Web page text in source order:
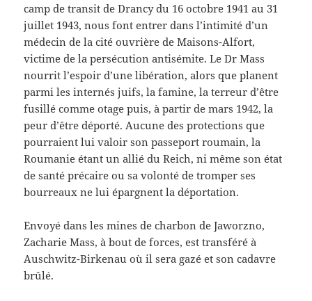
camp de transit de Drancy du 16 octobre 1941 au 31
juillet 1943, nous font entrer dans l’intimité d’un
médecin de la cité ouvrière de Maisons-Alfort,
victime de la persécution antisémite. Le Dr Mass
nourrit l’espoir d’une libération, alors que planent
parmi les internés juifs, la famine, la terreur d’être
fusillé comme otage puis, à partir de mars 1942, la
peur d’être déporté. Aucune des protections que
pourraient lui valoir son passeport roumain, la
Roumanie étant un allié du Reich, ni même son état
de santé précaire ou sa volonté de tromper ses
bourreaux ne lui épargnent la déportation.
Envoyé dans les mines de charbon de Jaworzno,
Zacharie Mass, à bout de forces, est transféré à
Auschwitz-Birkenau où il sera gazé et son cadavre
brûlé.